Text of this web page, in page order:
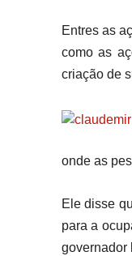
Entres as
como as
criação de
onde as
Ele disse
para a
governador